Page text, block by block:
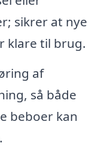
sikrer at nye
klare til brug.
af
så både
beboer kan